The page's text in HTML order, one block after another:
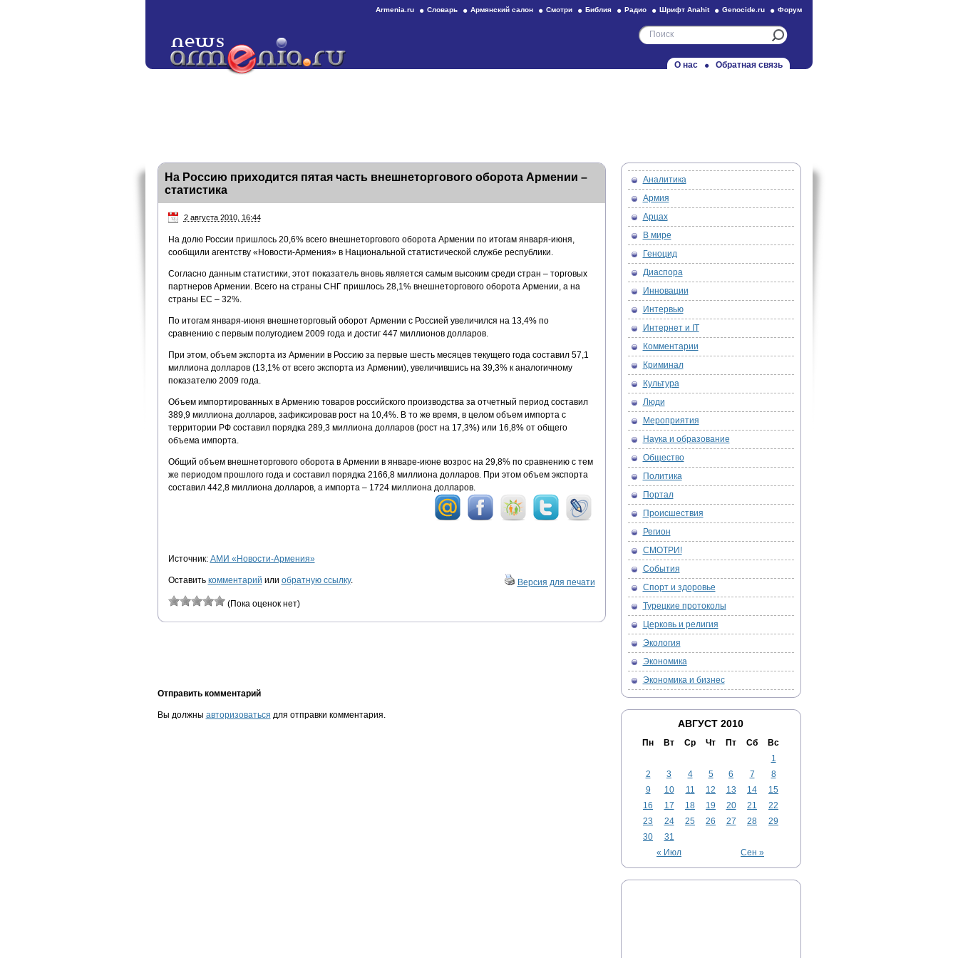
Armenia.ru Словарь Армянский салон Смотри Библия Радио Шрифт Anahit Genocide.ru Форум
О нас Обратная связь
На Россию приходится пятая часть внешнеторгового оборота Армении –
статистика
2 августа 2010, 16:44
На долю России пришлось 20,6% всего внешнеторгового оборота Армении по итогам января-июня,
сообщили агентству «Новости-Армения» в Национальной статистической службе республики.
Согласно данным статистики, этот показатель вновь является самым высоким среди стран – торговых
партнеров Армении. Всего на страны СНГ пришлось 28,1% внешнеторгового оборота Армении, а на
страны ЕС – 32%.
По итогам января-июня внешнеторговый оборот Армении с Россией увеличился на 13,4% по
сравнению с первым полугодием 2009 года и достиг 447 миллионов долларов.
При этом, объем экспорта из Армении в Россию за первые шесть месяцев текущего года составил 57,1
миллиона долларов (13,1% от всего экспорта из Армении), увеличившись на 39,3% к аналогичному
показателю 2009 года.
Объем импортированных в Армению товаров российского производства за отчетный период составил
389,9 миллиона долларов, зафиксировав рост на 10,4%. В то же время, в целом объем импорта с
территории РФ составил порядка 289,3 миллиона долларов (рост на 17,3%) или 16,8% от общего
объема импорта.
Общий объем внешнеторгового оборота в Армении в январе-июне возрос на 29,8% по сравнению с тем
же периодом прошлого года и составил порядка 2166,8 миллиона долларов. При этом объем экспорта
составил 442,8 миллиона долларов, а импорта – 1724 миллиона долларов.
Источник: АМИ «Новости-Армения»
Оставить комментарий или обратную ссылку. Версия для печати
(Пока оценок нет)
Отправить комментарий
Вы должны авторизоваться для отправки комментария.
Аналитика
Армия
Арцах
В мире
Геноцид
Диаспора
Инновации
Интервью
Интернет и IT
Комментарии
Криминал
Культура
Люди
Мероприятия
Наука и образование
Общество
Политика
Портал
Происшествия
Регион
СМОТРИ!
События
Спорт и здоровье
Турецкие протоколы
Церковь и религия
Экология
Экономика
Экономика и бизнес
АВГУСТ 2010
Пн Вт Ср Чт Пт Сб Вс
« Июл Сен »
1
2
3 4 5 6 7
8
9
10 11 12 13 14
15
16
17 18 19 20 21
22
23
24 25 26 27 28
29
30
31